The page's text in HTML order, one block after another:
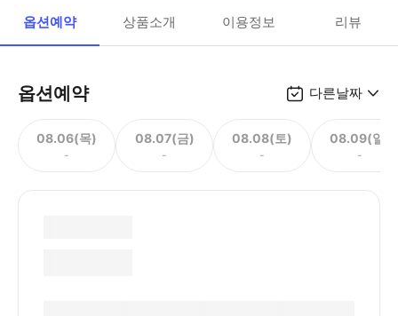
옵션예약 상품소개 이용정보 리뷰
옵션예약 다른날짜
08.06(목)
-
08.07(금)
-
08.08(토)
-
08.09(일)
-